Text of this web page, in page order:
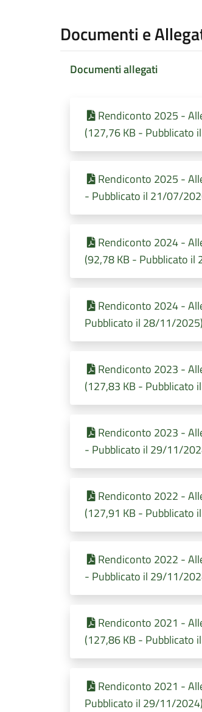
Documenti e
Documenti allegati
Rendiconto 2025 -
(127,76 KB - Pubblicato
Rendiconto 2025 -
- Pubblicato il 21/07/
Rendiconto 2024 -
(92,78 KB - Pubblicato
Rendiconto 2024 -
Pubblicato il 28/11/2025)
Rendiconto 2023 -
(127,83 KB - Pubblicato
Rendiconto 2023 -
- Pubblicato il 29/11/
Rendiconto 2022 -
(127,91 KB - Pubblicato
Rendiconto 2022 -
- Pubblicato il 29/11/
Rendiconto 2021 -
(127,86 KB - Pubblicato
Rendiconto 2021 -
Pubblicato il 29/11/2024)